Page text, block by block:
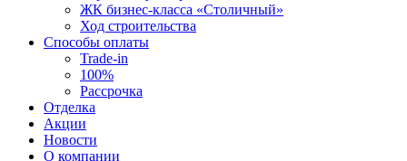
ЖК бизнес-класса «Столичный»
Ход строительства
Способы оплаты
Trade-in
100%
Рассрочка
Отделка
Акции
Новости
О компании